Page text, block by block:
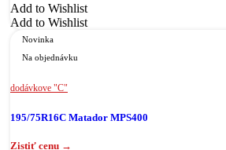
Add to Wishlist
Add to Wishlist
Novinka
Na objednávku
dodávkove "C"
195/75R16C Matador MPS400